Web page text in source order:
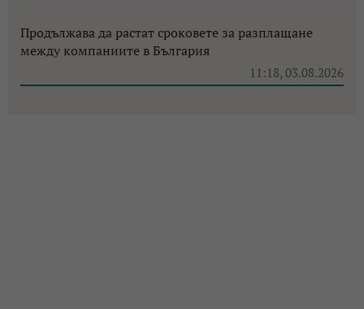
Продължава да растат сроковете за разплащане
между компаниите в България
11:18, 03.08.2026